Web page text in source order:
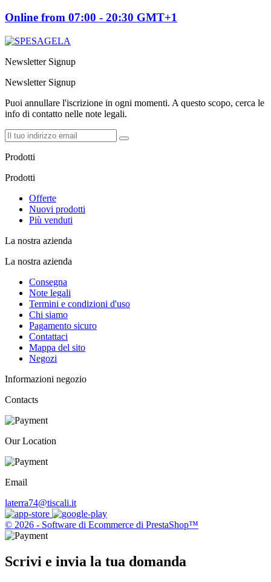
Online from 07:00 - 20:30 GMT+1
Newsletter Signup
Newsletter Signup
Puoi annullare l'iscrizione in ogni momenti. A questo scopo, cerca le
info di contatto nelle note legali.
Prodotti
Prodotti
Offerte
Nuovi prodotti
Più venduti
La nostra azienda
La nostra azienda
Consegna
Note legali
Termini e condizioni d'uso
Chi siamo
Pagamento sicuro
Contattaci
Mappa del sito
Negozi
Informazioni negozio
Contacts
Our Location
Email
laterra74@tiscali.it
© 2026 - Software di Ecommerce di PrestaShop™
Scrivi e invia la tua domanda